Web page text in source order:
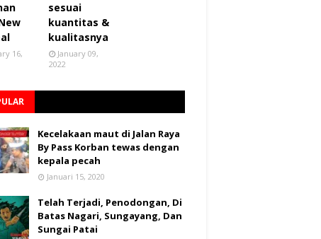
16,
sesuai
kuantitas &
kualitasnya
January 09,
2022
Kecelakaan maut di Jalan Raya
By Pass Korban tewas dengan
kepala pecah
Januari 15, 2020
Telah Terjadi, Penodongan, Di
Batas Nagari, Sungayang, Dan
Sungai Patai